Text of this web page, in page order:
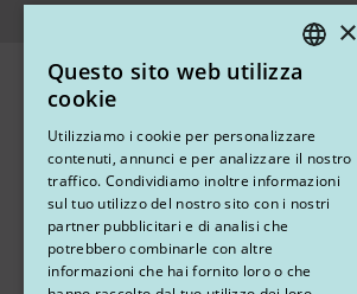
Instagram
×
Questo sito web utilizza
cookie
Utilizziamo i cookie per personalizzare
contenuti, annunci e per analizzare il nostro
traffico. Condividiamo inoltre informazioni
sul tuo utilizzo del nostro sito con i nostri
partner pubblicitari e di analisi che
potrebbero combinarle con altre
informazioni che hai fornito loro o che